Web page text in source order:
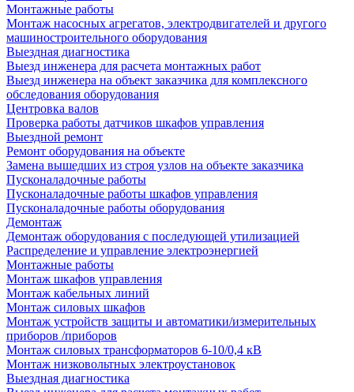
Монтажные работы
Монтаж насосных агрегатов, электродвигателей и другого
машиностроительного оборудования
Выездная диагностика
Выезд инженера для расчета монтажных работ
Выезд инженера на объект заказчика для комплексного
обследования оборудования
Центровка валов
Проверка работы датчиков шкафов управления
Выездной ремонт
Ремонт оборудования на объекте
Замена вышедших из строя узлов на объекте заказчика
Пусконаладочные работы
Пусконаладочные работы шкафов управления
Пусконаладочные работы оборудования
Демонтаж
Демонтаж оборудования с последующей утилизацией
Распределение и управление электроэнергией
Монтажные работы
Монтаж шкафов управления
Монтаж кабельных линий
Монтаж силовых шкафов
Монтаж устройств защиты и автоматики/измерительных
приборов /приборов
Монтаж силовых трансформаторов 6-10/0,4 кВ
Монтаж низковольтных электроустановок
Выездная диагностика